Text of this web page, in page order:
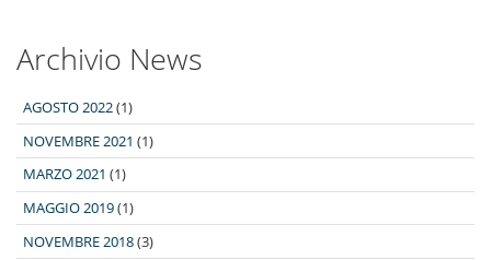
Archivio News
AGOSTO 2022(1)
NOVEMBRE 2021 (1)
MARZO 2021 (1)
MAGGIO 2019(1)
NOVEMBRE 2018(3)